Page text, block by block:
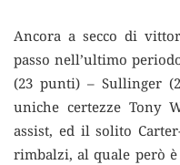
Ancora a secco di
passo nell’ultimo
(23 punti) – Sullinger
uniche certezze Tony
assist, ed il solito
rimbalzi, al quale però